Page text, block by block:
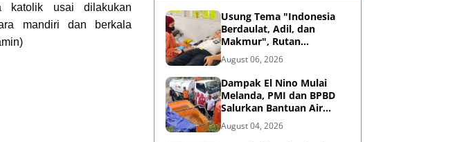
katolik usai dilakukan
mandiri dan berkala
Usung Tema "Indonesia
Berdaulat, Adil, dan
Makmur", Rutan
Ponorogo Gelar Donor
Darah Kemanusiaan
Sambut HUT RI ke-81
August 06, 2026
Dampak El Nino Mulai
Melanda, PMI dan BPBD
Salurkan Bantuan Air
Bersih ke Desa Terdampak
di Ponorogo
August 04, 2026